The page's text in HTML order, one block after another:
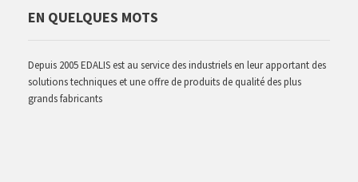
EN QUELQUES MOTS
Depuis 2005 EDALIS est au service des industriels en leur apportant des
solutions techniques et une offre de produits de qualité des plus
grands fabricants